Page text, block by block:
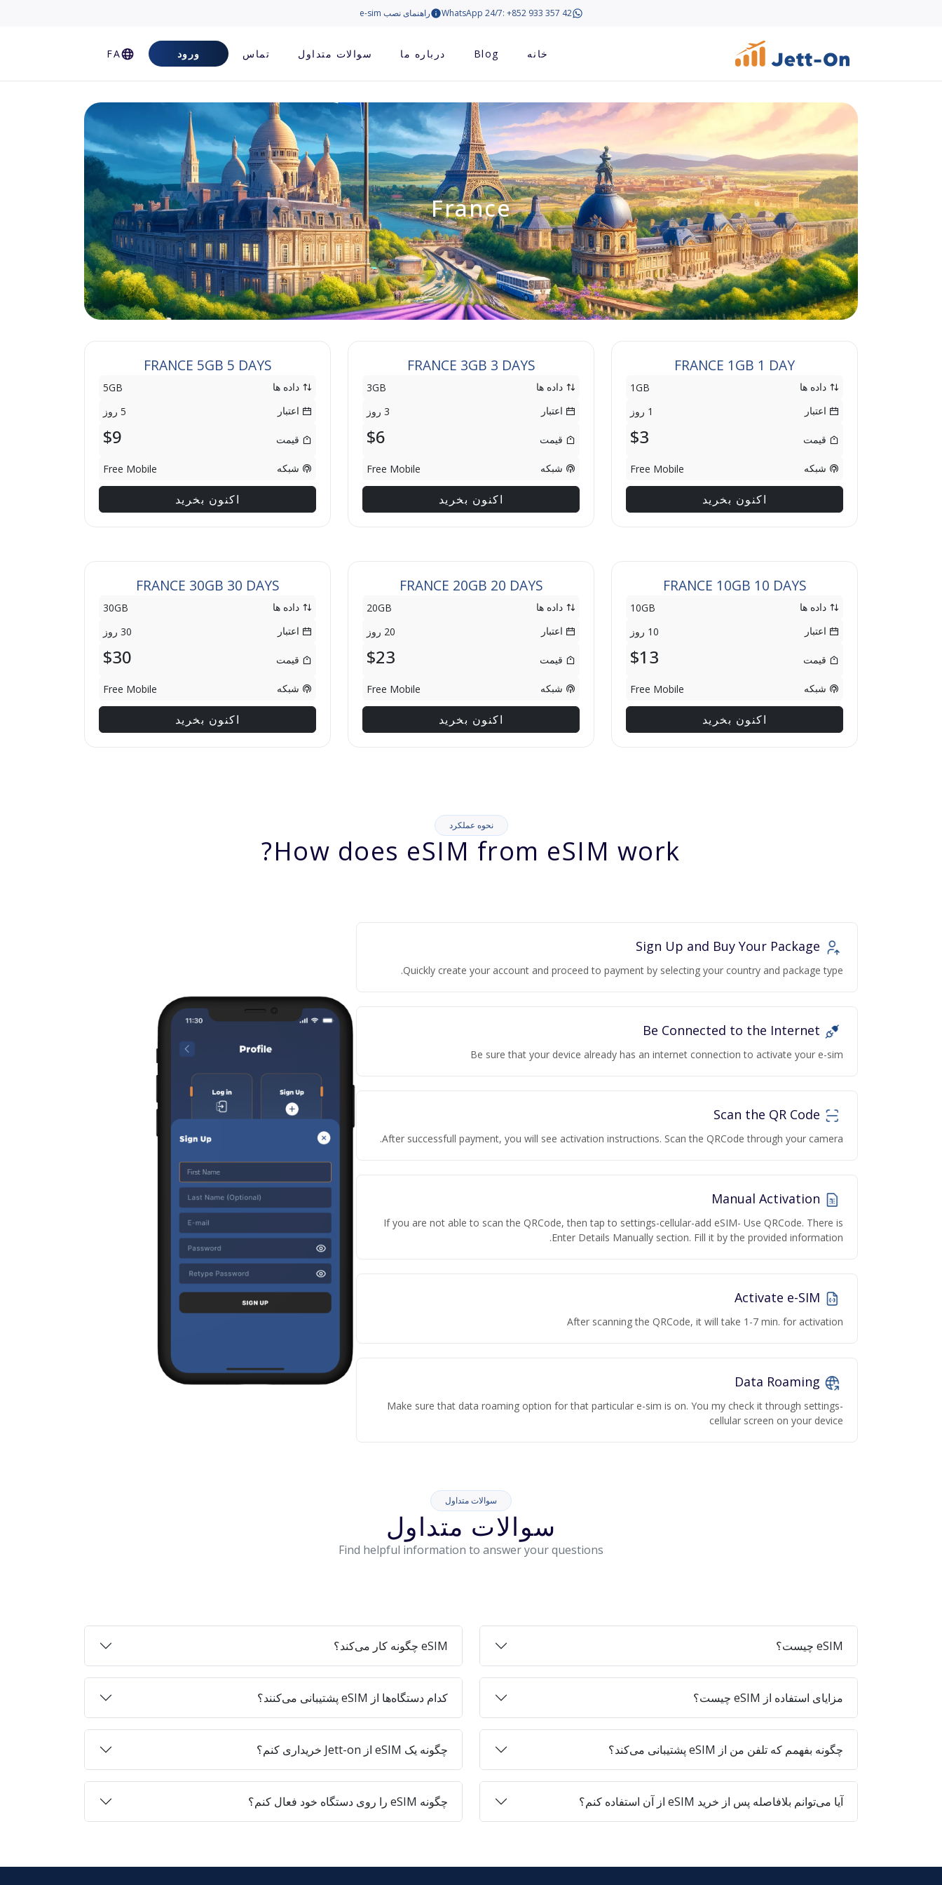
WhatsApp 24/7: +852 933 357 42 راهنمای نصب e-sim
خانه Blog درباره ما سوالات متداول تماس ورود FA
France
FRANCE 1GB 1 DAY
داده ها
1GB
اعتبار
1 روز
قیمت $3
شبکه Free Mobile
اکنون بخرید
FRANCE 3GB 3 DAYS
داده ها
3GB
اعتبار
3 روز
قیمت $6
شبکه Free Mobile
اکنون بخرید
FRANCE 5GB 5 DAYS
داده ها
5GB
اعتبار
5 روز
قیمت $9
شبکه Free Mobile
اکنون بخرید
FRANCE 10GB 10 DAYS
داده ها
10GB
اعتبار
10 روز
قیمت $13
شبکه Free Mobile
اکنون بخرید
FRANCE 20GB 20 DAYS
داده ها
20GB
اعتبار
20 روز
قیمت $23
شبکه Free Mobile
اکنون بخرید
FRANCE 30GB 30 DAYS
داده ها
30GB
اعتبار
30 روز
قیمت $30
شبکه Free Mobile
اکنون بخرید
نحوه عملکرد
How does eSIM from eSIM work?
Quickly create your account and proceed to payment by selecting your country and package type.
Be sure that your device already has an internet connection to activate your e-sim
After successfull payment, you will see activation instructions. Scan the QRCode through your camera.
If you are not able to scan the QRCode, then tap to settings-cellular-add eSIM- Use QRCode. There is
Enter Details Manually section. Fill it by the provided information.
After scanning the QRCode, it will take 1-7 min. for activation
Make sure that data roaming option for that particular e-sim is on. You my check it through settings-
cellular screen on your device
سوالات متداول
سوالات متداول
Find helpful information to answer your questions
eSIM چیست؟ eSIM چگونه کار می‌کند؟
مزایای استفاده از eSIM چیست؟ کدام دستگاه‌ها از eSIM پشتیبانی می‌کنند؟
چگونه بفهمم که تلفن من از eSIM پشتیبانی می‌کند؟ چگونه یک eSIM از Jett-on خریداری کنم؟
آیا می‌توانم بلافاصله پس از خرید eSIM از آن استفاده کنم؟ چگونه eSIM را روی دستگاه خود فعال کنم؟